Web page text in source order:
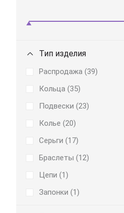
Тип изделия
Распродажа (39)
Кольца (35)
Подвески (23)
Колье (20)
Серьги (17)
Браслеты (12)
Цепи (1)
Запонки (1)